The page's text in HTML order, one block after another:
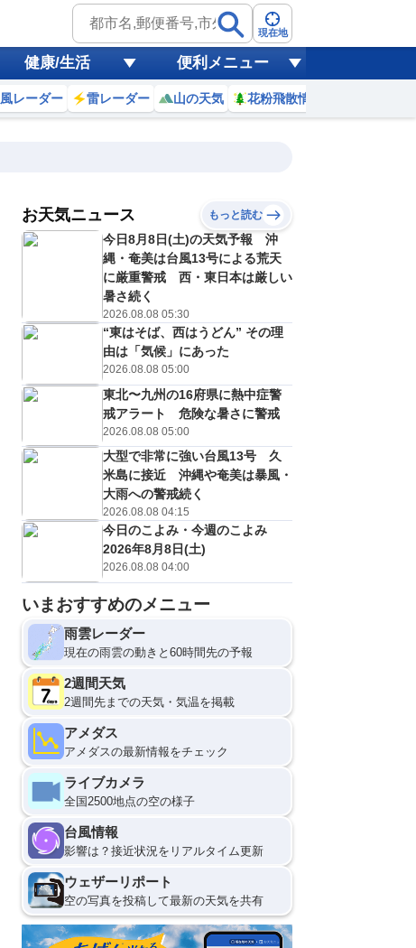
現在地
健康/生活 便利メニュー
風レーダー 雷レーダー 山の天気 花粉飛散情報
0ミリ
1m/s
22
0ミリ
℃
1m/s
23
0 ミリ
27℃
1m/s
9日(日)
0
0
26℃
1m/s
1
2m/s 2m/s
9 12
お天気ニュース もっと読む
今日8月8日(土)の天気予報 沖
縄・奄美は台風13号による荒天
に厳重警戒 西・東日本は厳しい
暑さ続く
2026.08.08 05:30
“東はそば、西はうどん” その理
由は「気候」にあった
2026.08.08 05:00
東北〜九州の16府県に熱中症警
戒アラート 危険な暑さに警戒
2026.08.08 05:00
大型で非常に強い台風13号 久
米島に接近 沖縄や奄美は暴風・
大雨への警戒続く
2026.08.08 04:15
今日のこよみ・今週のこよみ
2026年8月8日(土)
2026.08.08 04:00
いまおすすめのメニュー
雨雲レーダー
現在の雨雲の動きと60時間先の予報
2週間天気
2週間先までの天気・気温を掲載
アメダス
アメダスの最新情報をチェック
ライブカメラ
全国2500地点の空の様子
台風情報
影響は？接近状況をリアルタイム更新
ウェザーリポート
空の写真を投稿して最新の天気を共有